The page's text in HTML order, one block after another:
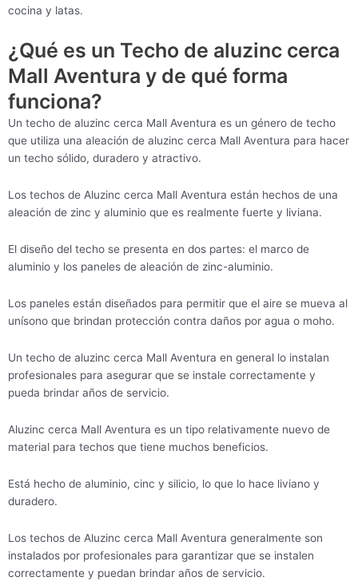
cocina y latas.
¿Qué es un Techo de aluzinc cerca
Mall Aventura y de qué forma
funciona?
Un techo de aluzinc cerca Mall Aventura es un género de techo
que utiliza una aleación de aluzinc cerca Mall Aventura para hacer
un techo sólido, duradero y atractivo.
Los techos de Aluzinc cerca Mall Aventura están hechos de una
aleación de zinc y aluminio que es realmente fuerte y liviana.
El diseño del techo se presenta en dos partes: el marco de
aluminio y los paneles de aleación de zinc-aluminio.
Los paneles están diseñados para permitir que el aire se mueva al
unísono que brindan protección contra daños por agua o moho.
Un techo de aluzinc cerca Mall Aventura en general lo instalan
profesionales para asegurar que se instale correctamente y
pueda brindar años de servicio.
Aluzinc cerca Mall Aventura es un tipo relativamente nuevo de
material para techos que tiene muchos beneficios.
Está hecho de aluminio, cinc y silicio, lo que lo hace liviano y
duradero.
Los techos de Aluzinc cerca Mall Aventura generalmente son
instalados por profesionales para garantizar que se instalen
correctamente y puedan brindar años de servicio.